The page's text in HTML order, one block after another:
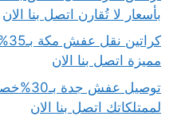
بأسعار لا تُقارن اتصل بنا الان
مميزة اتصل بنا الان
توصيل
لممتلكاتك اتصل بنا الان